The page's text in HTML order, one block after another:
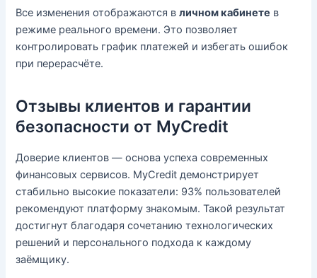
Все изменения отображаются вличном кабинете в
режиме реального времени. Это позволяет
контролировать график платежей и избегать ошибок
при перерасчёте.
Отзывы клиентов и гарантии
безопасности от MyCredit
Доверие клиентов — основа успеха современных
финансовых сервисов. MyCredit демонстрирует
стабильно высокие показатели: 93% пользователей
рекомендуют платформу знакомым. Такой результат
достигнут благодаря сочетанию технологических
решений и персонального подхода к каждому
заёмщику.